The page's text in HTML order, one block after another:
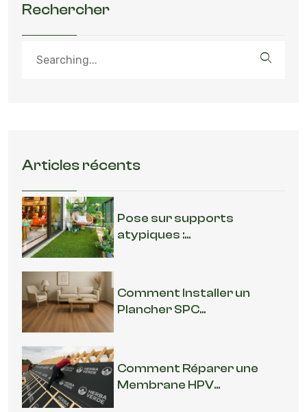
Rechercher
Articles récents
Pose sur supports
atypiques :...
Comment Installer un
Plancher SPC...
Comment Réparer une
Membrane HPV...